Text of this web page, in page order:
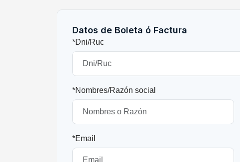
Datos de Boleta ó Factura
*Dni/Ruc
*Nombres/Razón social
*Email